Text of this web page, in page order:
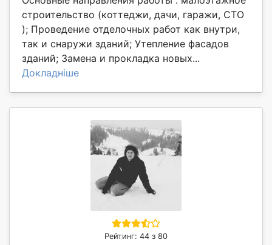
строительство (коттеджи, дачи, гаражи, СТО
); Проведение отделочных работ как внутри,
так и снаружи зданий; Утепление фасадов
зданий; Замена и прокладка новых...
Докладніше
Рейтинг: 44 з 80